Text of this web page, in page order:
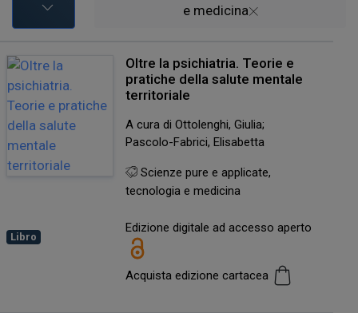
e medicina
Libro
Oltre la psichiatria. Teorie e
pratiche della salute mentale
territoriale
A cura di Ottolenghi, Giulia;
Pascolo-Fabrici, Elisabetta
Scienze pure e applicate,
tecnologia e medicina
Edizione digitale ad accesso aperto
Acquista edizione cartacea